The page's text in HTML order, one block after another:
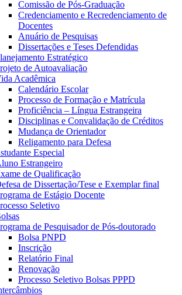
Comissão de Pós-Graduação
Credenciamento e Recredenciamento de
Docentes
Anuário de Pesquisas
Dissertações e Teses Defendidas
Estratégico
de Autoavaliação
Acadêmica
Calendário Escolar
Processo de Formação e Matrícula
Proficiência – Língua Estrangeira
Disciplinas e Convalidação de Créditos
Mudança de Orientador
Religamento para Defesa
Especial
Estrangeiro
de Qualificação
de Dissertação/Tese e Exemplar final
de Estágio Docente
Seletivo
de Pesquisador de Pós-doutorado
Bolsa PNPD
Inscrição
Relatório Final
Renovação
Processo Seletivo Bolsas PPPD